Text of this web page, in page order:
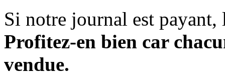
Si notre journal est payant,
Profitez-en bien car
vendue.